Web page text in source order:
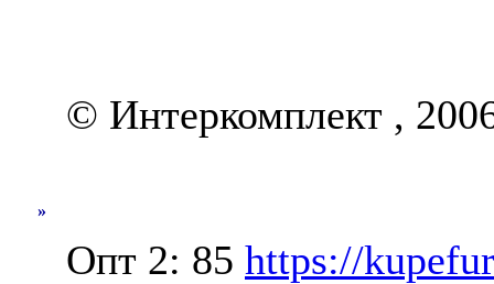
»
© Интеркомплект ,
Опт 2: 85 https://